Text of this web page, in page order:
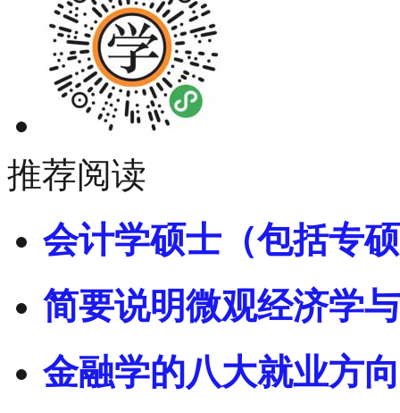
推荐阅读
会计学硕士（包括专
简要说明微观经济学
金融学的八大就业方